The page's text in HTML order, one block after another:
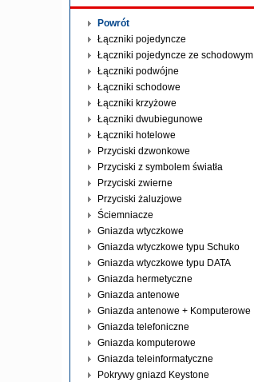
Powrót
Łączniki pojedyncze
Łączniki pojedyncze ze schodowym
Łączniki podwójne
Łączniki schodowe
Łączniki krzyżowe
Łączniki dwubiegunowe
Łączniki hotelowe
Przyciski dzwonkowe
Przyciski z symbolem światła
Przyciski zwierne
Przyciski żaluzjowe
Ściemniacze
Gniazda wtyczkowe
Gniazda wtyczkowe typu Schuko
Gniazda wtyczkowe typu DATA
Gniazda hermetyczne
Gniazda antenowe
Gniazda antenowe + Komputerowe
Gniazda telefoniczne
Gniazda komputerowe
Gniazda teleinformatyczne
Pokrywy gniazd Keystone